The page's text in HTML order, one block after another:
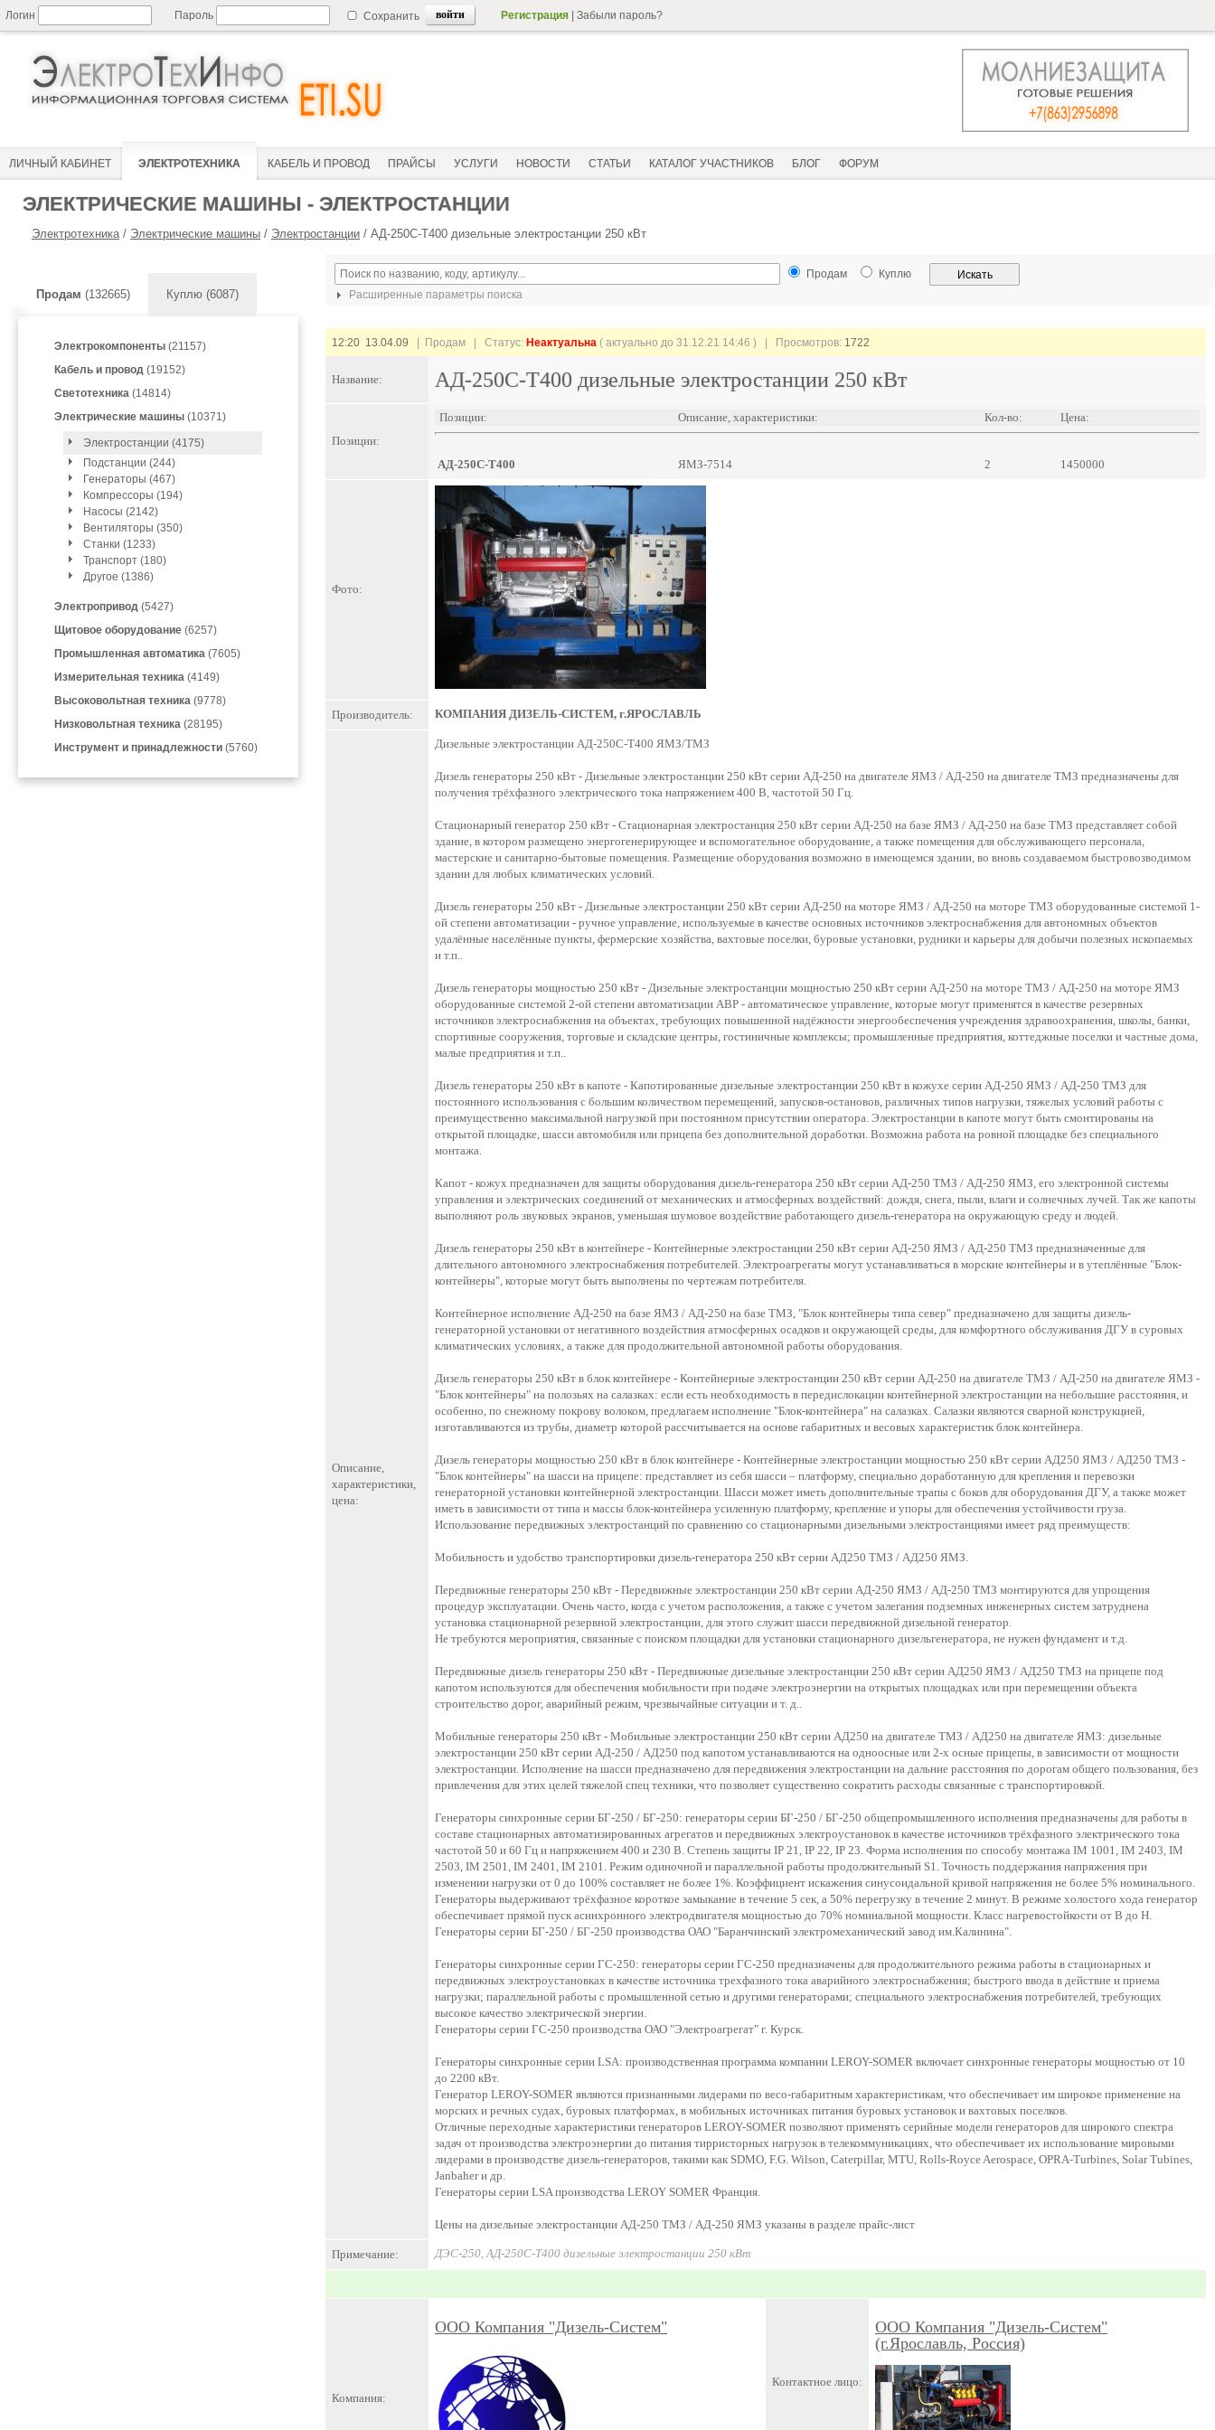
Логин Пароль Сохранить Регистрация Забыли пароль?
ЛИЧНЫЙ КАБИНЕТ ЭЛЕКТРОТЕХНИКА КАБЕЛЬ И ПРОВОД ПРАЙСЫ УСЛУГИ НОВОСТИ СТАТЬИ КАТАЛОГ УЧАСТНИКОВ БЛОГ ФОРУМ
ЭЛЕКТРИЧЕСКИЕ МАШИНЫ - ЭЛЕКТРОСТАНЦИИ
Электротехника/ Электрические машины / Электростанции / АД-250С-Т400 дизельные электростанции 250 кВт
Продам (132665) Куплю (6087)
Электрокомпоненты (21157)
Кабель и провод (19152)
Светотехника (14814)
Электрические машины (10371)
Электростанции (4175)
Подстанции (244)
Генераторы (467)
Компрессоры (194)
Насосы (2142)
Вентиляторы (350)
Станки (1233)
Транспорт (180)
Другое (1386)
Электропривод (5427)
Щитовое оборудование (6257)
Промышленная автоматика (7605)
Измерительная техника (4149)
Высоковольтная техника (9778)
Низковольтная техника (28195)
Инструмент и принадлежности (5760)
Продам
Куплю
Расширенные параметры поиска
12:20 13.04.09 | Продам | Статус: Неактуальна ( актуально до 31.12.21 14:46 ) | Просмотров: 1722
Название: АД-250С-Т400 дизельные электростанции 250 кВт
Позиции:
Позиции: Описание, характеристики: Кол-во: Цена:
АД-250С-Т400 ЯМЗ-7514 2 1450000
Фото:
Производитель: КОМПАНИЯ ДИЗЕЛЬ-СИСТЕМ, г.ЯРОСЛАВЛЬ
Описание,
характеристики,
цена:
Дизельные электростанции АД-250С-Т400 ЯМЗ/ТМЗ
Дизель генераторы 250 кВт - Дизельные электростанции 250 кВт серии АД-250 на двигателе ЯМЗ / АД-250 на двигателе ТМЗ предназначены для
получения трёхфазного электрического тока напряжением 400 В, частотой 50 Гц.
Стационарный генератор 250 кВт - Стационарная электростанция 250 кВт серии АД-250 на базе ЯМЗ / АД-250 на базе ТМЗ представляет собой
здание, в котором размещено энергогенерирующее и вспомогательное оборудование, а также помещения для обслуживающего персонала,
мастерские и санитарно-бытовые помещения. Размещение оборудования возможно в имеющемся здании, во вновь создаваемом быстровозводимом
здании для любых климатических условий.
Дизель генераторы 250 кВт - Дизельные электростанции 250 кВт серии АД-250 на моторе ЯМЗ / АД-250 на моторе ТМЗ оборудованные системой 1-
ой степени автоматизации - ручное управление, используемые в качестве основных источников электроснабжения для автономных объектов
удалённые населённые пункты, фермерские хозяйства, вахтовые поселки, буровые установки, рудники и карьеры для добычи полезных ископаемых
и т.п..
Дизель генераторы мощностью 250 кВт - Дизельные электростанции мощностью 250 кВт серии АД-250 на моторе ТМЗ / АД-250 на моторе ЯМЗ
оборудованные системой 2-ой степени автоматизации АВР - автоматическое управление, которые могут применятся в качестве резервных
источников электроснабжения на объектах, требующих повышенной надёжности энергообеспечения учреждения здравоохранения, школы, банки,
спортивные сооружения, торговые и складские центры, гостиничные комплексы; промышленные предприятия, коттеджные поселки и частные дома,
малые предприятия и т.п..
Дизель генераторы 250 кВт в капоте - Капотированные дизельные электростанции 250 кВт в кожухе серии АД-250 ЯМЗ / АД-250 ТМЗ для
постоянного использования с большим количеством перемещений, запусков-остановов, различных типов нагрузки, тяжелых условий работы с
преимущественно максимальной нагрузкой при постоянном присутствии оператора. Электростанции в капоте могут быть смонтированы на
открытой площадке, шасси автомобиля или прицепа без дополнительной доработки. Возможна работа на ровной площадке без специального
монтажа.
Капот - кожух предназначен для защиты оборудования дизель-генератора 250 кВт серии АД-250 ТМЗ / АД-250 ЯМЗ, его электронной системы
управления и электрических соединений от механических и атмосферных воздействий: дождя, снега, пыли, влаги и солнечных лучей. Так же капоты
выполняют роль звуковых экранов, уменьшая шумовое воздействие работающего дизель-генератора на окружающую среду и людей.
Дизель генераторы 250 кВт в контейнере - Контейнерные электростанции 250 кВт серии АД-250 ЯМЗ / АД-250 ТМЗ предназначенные для
длительного автономного электроснабжения потребителей. Электроагрегаты могут устанавливаться в морские контейнеры и в утеплённые "Блок-
контейнеры", которые могут быть выполнены по чертежам потребителя.
Контейнерное исполнение АД-250 на базе ЯМЗ / АД-250 на базе ТМЗ, "Блок контейнеры типа север" предназначено для защиты дизель-
генераторной установки от негативного воздействия атмосферных осадков и окружающей среды, для комфортного обслуживания ДГУ в суровых
климатических условиях, а также для продолжительной автономной работы оборудования.
Дизель генераторы 250 кВт в блок контейнере - Контейнерные электростанции 250 кВт серии АД-250 на двигателе ТМЗ / АД-250 на двигателе ЯМЗ -
"Блок контейнеры" на полозьях на салазках: если есть необходимость в передислокации контейнерной электростанции на небольшие расстояния, и
особенно, по снежному покрову волоком, предлагаем исполнение "Блок-контейнера" на салазках. Салазки являются сварной конструкцией,
изготавливаются из трубы, диаметр которой рассчитывается на основе габаритных и весовых характеристик блок контейнера.
Дизель генераторы мощностью 250 кВт в блок контейнере - Контейнерные электростанции мощностью 250 кВт серии АД250 ЯМЗ / АД250 ТМЗ -
"Блок контейнеры" на шасси на прицепе: представляет из себя шасси – платформу, специально доработанную для крепления и перевозки
генераторной установки контейнерной электростанции. Шасси может иметь дополнительные трапы с боков для оборудования ДГУ, а также может
иметь в зависимости от типа и массы блок-контейнера усиленную платформу, крепление и упоры для обеспечения устойчивости груза.
Использование передвижных электростанций по сравнению со стационарными дизельными электростанциями имеет ряд преимуществ:
Мобильность и удобство транспортировки дизель-генератора 250 кВт серии АД250 ТМЗ / АД250 ЯМЗ.
Передвижные генераторы 250 кВт - Передвижные электростанции 250 кВт серии АД-250 ЯМЗ / АД-250 ТМЗ монтируются для упрощения
процедур эксплуатации. Очень часто, когда с учетом расположения, а также с учетом залегания подземных инженерных систем затруднена
установка стационарной резервной электростанции, для этого служит шасси передвижной дизельной генератор.
Не требуются мероприятия, связанные с поиском площадки для установки стационарного дизельгенератора, не нужен фундамент и т.д.
Передвижные дизель генераторы 250 кВт - Передвижные дизельные электростанции 250 кВт серии АД250 ЯМЗ / АД250 ТМЗ на прицепе под
капотом используются для обеспечения мобильности при подаче электроэнергии на открытых площадках или при перемещении объекта
строительство дорог, аварийный режим, чрезвычайные ситуации и т. д..
Мобильные генераторы 250 кВт - Мобильные электростанции 250 кВт серии АД250 на двигателе ТМЗ / АД250 на двигателе ЯМЗ: дизельные
электростанции 250 кВт серии АД-250 / АД250 под капотом устанавливаются на одноосные или 2-х осные прицепы, в зависимости от мощности
электростанции. Исполнение на шасси предназначено для передвижения электростанции на дальние расстояния по дорогам общего пользования, без
привлечения для этих целей тяжелой спец техники, что позволяет существенно сократить расходы связанные с транспортировкой.
Генераторы синхронные серии БГ-250 / БГ-250: генераторы серии БГ-250 / БГ-250 общепромышленного исполнения предназначены для работы в
составе стационарных автоматизированных агрегатов и передвижных электроустановок в качестве источников трёхфазного электрического тока
частотой 50 и 60 Гц и напряжением 400 и 230 В. Степень защиты IP 21, IP 22, IP 23. Форма исполнения по способу монтажа IM 1001, IM 2403, IM
2503, IM 2501, IM 2401, IM 2101. Режим одиночной и параллельной работы продолжительный S1. Точность поддержания напряжения при
изменении нагрузки от 0 до 100% составляет не более 1%. Коэффициент искажения синусоидальной кривой напряжения не более 5% номинального.
Генераторы выдерживают трёхфазное короткое замыкание в течение 5 сек, а 50% перегрузку в течение 2 минут. В режиме холостого хода генератор
обеспечивает прямой пуск асинхронного электродвигателя мощностью до 70% номинальной мощности. Класс нагревостойкости от В до Н.
Генераторы серии БГ-250 / БГ-250 производства ОАО "Баранчинский электромеханический завод им.Калинина".
Генераторы синхронные серии ГС-250: генераторы серии ГС-250 предназначены для продолжительного режима работы в стационарных и
передвижных электроустановках в качестве источника трехфазного тока аварийного электроснабжения; быстрого ввода в действие и приема
нагрузки; параллельной работы с промышленной сетью и другими генераторами; специального электроснабжения потребителей, требующих
высокое качество электрической энергии.
Генераторы серии ГС-250 производства ОАО "Электроагрегат" г. Курск.
Генераторы синхронные серии LSA: производственная программа компании LEROY-SOMER включает синхронные генераторы мощностью от 10
до 2200 кВт.
Генератор LEROY-SOMER являются признанными лидерами по весо-габаритным характеристикам, что обеспечивает им широкое применение на
морских и речных судах, буровых платформах, в мобильных источниках питания буровых установок и вахтовых поселков.
Отличные переходные характеристики генераторов LEROY-SOMER позволяют применять серийные модели генераторов для широкого спектра
задач от производства электроэнергии до питания тирристорных нагрузок в телекоммуникациях, что обеспечивает их использование мировыми
лидерами в производстве дизель-генераторов, такими как SDMO, F.G. Wilson, Caterpillar, MTU, Rolls-Royce Aerospace, OPRA-Turbines, Solar Tubines,
Janbaher и др.
Генераторы серии LSA производства LEROY SOMER Франция.
Цены на дизельные электростанции АД-250 ТМЗ / АД-250 ЯМЗ указаны в разделе прайс-лист
Примечание: ДЭС-250, АД-250С-Т400 дизельные электростанции 250 кВт
Компания:
ООО Компания "Дизель-Систем"
Контактное лицо:
ООО Компания "Дизель-Систем"
(г.Ярославль, Россия)